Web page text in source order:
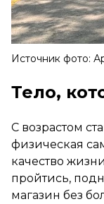
Источник фото:
Тело,
С возрастом
физическая
качество
пройтись,
магазин без